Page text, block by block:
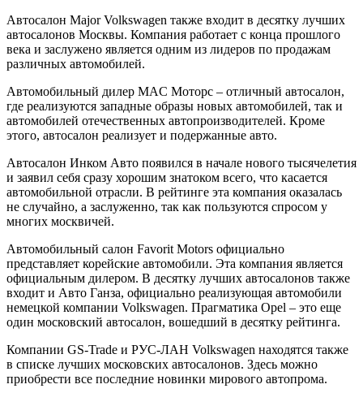
Автосалон Major Volkswagen также входит в десятку лучших
автосалонов Москвы. Компания работает с конца прошлого
века и заслужено является одним из лидеров по продажам
различных автомобилей.
Автомобильный дилер MAC Моторс – отличный автосалон,
где реализуются западные образы новых автомобилей, так и
автомобилей отечественных автопроизводителей. Кроме
этого, автосалон реализует и подержанные авто.
Автосалон Инком Авто появился в начале нового тысячелетия
и заявил себя сразу хорошим знатоком всего, что касается
автомобильной отрасли. В рейтинге эта компания оказалась
не случайно, а заслуженно, так как пользуются спросом у
многих москвичей.
Автомобильный салон Favorit Motors официально
представляет корейские автомобили. Эта компания является
официальным дилером. В десятку лучших автосалонов также
входит и Авто Ганза, официально реализующая автомобили
немецкой компании Volkswagen. Прагматика Opel – это еще
один московский автосалон, вошедший в десятку рейтинга.
Компании GS-Trade и РУС-ЛАН Volkswagen находятся также
в списке лучших московских автосалонов. Здесь можно
приобрести все последние новинки мирового автопрома.